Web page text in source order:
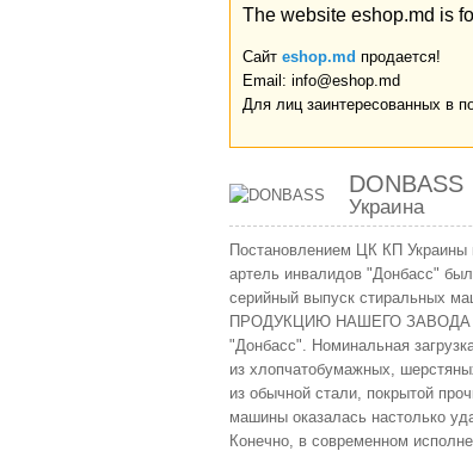
The website eshop.md is
Сайт eshop.md продается!
Email: info@eshop.md
Для лиц заинтересованных в
DONBASS
Украина
Постановлением ЦК КП
артель инвалидов "Донбасс"
серийный выпуск стиральных
ПРОДУКЦИЮ НАШЕГО ЗАВОДА
"Донбасс". Номинальная
из хлопчатобумажных,
из обычной стали, покрытой
машины оказалась настолько
Конечно, в современном